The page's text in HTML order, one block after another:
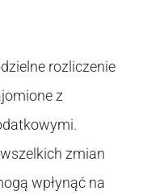
rozliczenie
z
zmian
wpłynąć na